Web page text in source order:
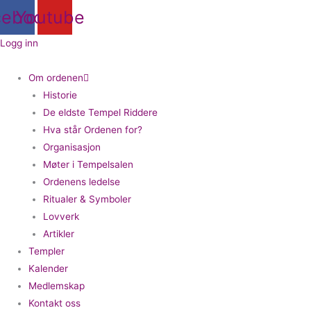
rett
til
Youtube
Logg inn
Om ordenen
Historie
De eldste Tempel Riddere
Hva står Ordenen for?
Organisasjon
Møter i Tempelsalen
Ordenens ledelse
Ritualer & Symboler
Lovverk
Artikler
Templer
Kalender
Medlemskap
Kontakt oss